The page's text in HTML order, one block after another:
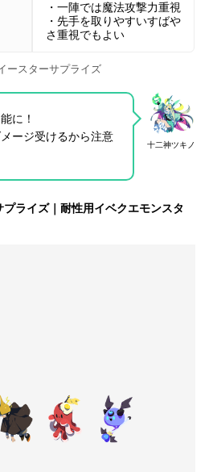
・一陣では魔法攻撃力重視
・先手を取りやすいすばや
さ重視でもよい
ースターサプライズ
十二神ツキノ
に！
ージ受けるから注意
ライズ｜耐性用イベクエモンスタ